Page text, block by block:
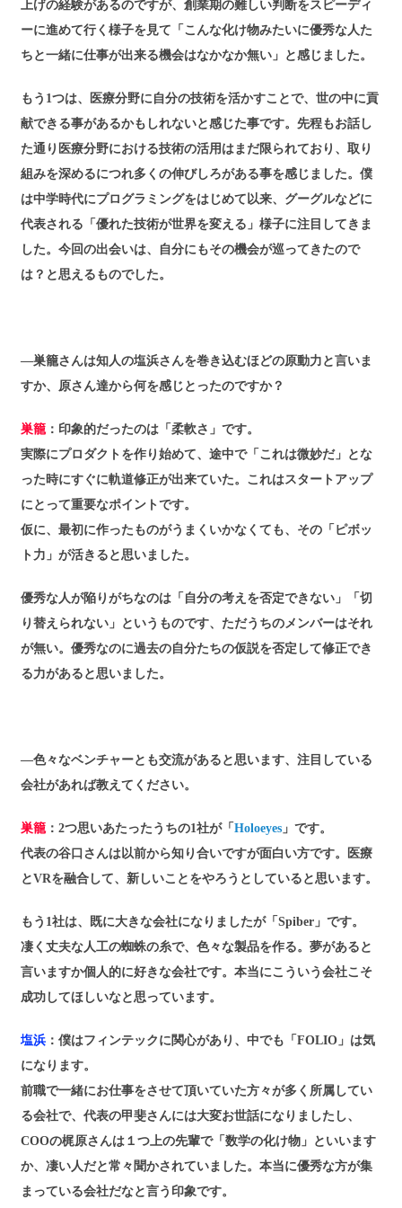
上げの経験があるのですが、創業期の難しい判断をスピーディ
ーに進めて行く様子を見て「こんな化け物みたいに優秀な人た
ちと一緒に仕事が出来る機会はなかなか無い」と感じました。
もう1つは、医療分野に自分の技術を活かすことで、世の中に貢
献できる事があるかもしれないと感じた事です。先程もお話し
た通り医療分野における技術の活用はまだ限られており、取り
組みを深めるにつれ多くの伸びしろがある事を感じました。僕
は中学時代にプログラミングをはじめて以来、グーグルなどに
代表される「優れた技術が世界を変える」様子に注目してきま
した。今回の出会いは、自分にもその機会が巡ってきたので
は？と思えるものでした。
―巣籠さんは知人の塩浜さんを巻き込むほどの原動力と言いま
すか、原さん達から何を感じとったのですか？
巣籠 ：印象的だったのは「柔軟さ」です。
実際にプロダクトを作り始めて、途中で「これは微妙だ」とな
った時にすぐに軌道修正が出来ていた。これはスタートアップ
にとって重要なポイントです。
仮に、最初に作ったものがうまくいかなくても、その「ピボッ
ト力」が活きると思いました。
優秀な人が陥りがちなのは「自分の考えを否定できない」「切
り替えられない」というものです、ただうちのメンバーはそれ
が無い。優秀なのに過去の自分たちの仮説を否定して修正でき
る力があると思いました。
―色々なベンチャーとも交流があると思います、注目している
会社があれば教えてください。
巣籠 ：2つ思いあたったうちの1社が「Holoeyes 」です。
代表の谷口さんは以前から知り合いですが面白い方です。医療
とVRを融合して、新しいことをやろうとしていると思います。
もう1社は、既に大きな会社になりましたが「Spiber」です。
凄く丈夫な人工の蜘蛛の糸で、色々な製品を作る。夢があると
言いますか個人的に好きな会社です。本当にこういう会社こそ
成功してほしいなと思っています。
塩浜 ：僕はフィンテックに関心があり、中でも「FOLIO」は気
になります。
前職で一緒にお仕事をさせて頂いていた方々が多く所属してい
る会社で、代表の甲斐さんには大変お世話になりましたし、
COOの梶原さんは１つ上の先輩で「数学の化け物」といいます
か、凄い人だと常々聞かされていました。本当に優秀な方が集
まっている会社だなと言う印象です。